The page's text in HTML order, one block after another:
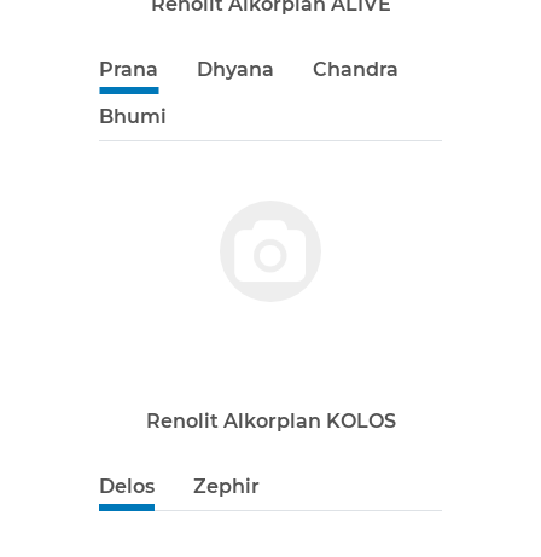
Prana Dhyana Chandra
Bhumi
Renolit Alkorplan KOLOS
Delos Zephir